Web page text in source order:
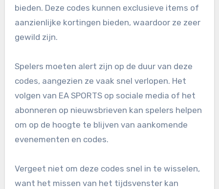
bieden. Deze codes kunnen exclusieve items of
aanzienlijke kortingen bieden, waardoor ze zeer
gewild zijn.
Spelers moeten alert zijn op de duur van deze
codes, aangezien ze vaak snel verlopen. Het
volgen van EA SPORTS op sociale media of het
abonneren op nieuwsbrieven kan spelers helpen
om op de hoogte te blijven van aankomende
evenementen en codes.
Vergeet niet om deze codes snel in te wisselen,
want het missen van het tijdsvenster kan